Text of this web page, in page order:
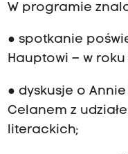
W programie
● spotkanie
Hauptowi – w
● dyskusje o
Celanem z
literackich;